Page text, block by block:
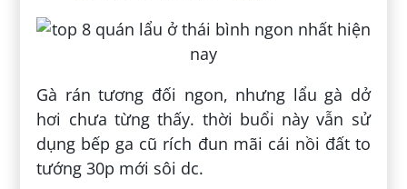
Gà rán tương đối ngon, nhưng lẩu gà dở
hơi chưa từng thấy. thời buổi này vẫn sử
dụng bếp ga cũ rích đun mãi cái nồi đất to
tướng 30p mới sôi dc.